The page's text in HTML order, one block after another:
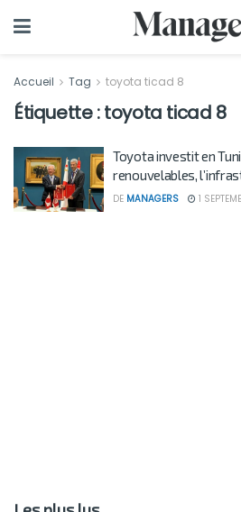
Accueil Tag toyota ticad 8
Étiquette :toyota ticad 8
Toyota investit en
renouvelables,
DE MANAGERS 1